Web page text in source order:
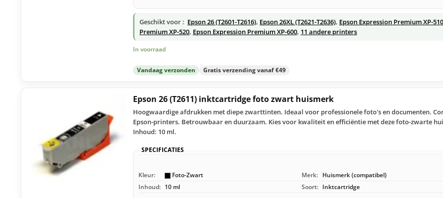
Geschikt voor : Epson 26 (T2601-T2616), Epson 26XL (T2621-T2636), Epson Expression Premium XP-510
Premium XP-520, Epson Expression Premium XP-600, 11 andere printers
In voorraad
Vandaag verzonden Gratis verzending vanaf €49
Epson 26 (T2611) inktcartridge foto zwart huismerk
Hoogwaardige afdrukken met diepe zwarttinten. Ideaal voor professionele foto's en documenten.
Epson-printers. Betrouwbaar en duurzaam. Kies voor kwaliteit en efficiëntie met deze foto-zwarte
Inhoud: 10 ml.
SPECIFICATIES
Kleur: Foto-Zwart Merk: Huismerk (compatibel)
Inhoud: 10 ml Soort: Inktcartridge